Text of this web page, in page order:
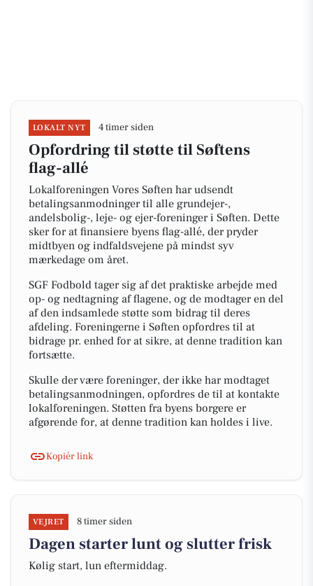
LOKALT NYT 4 timer siden
Opfordring til støtte til Søftens
flag-allé
Lokalforeningen Vores Søften har udsendt
betalingsanmodninger til alle grundejer-,
andelsbolig-, leje- og ejer-foreninger i Søften. Dette
sker for at finansiere byens flag-allé, der pryder
midtbyen og indfaldsvejene på mindst syv
mærkedage om året.
SGF Fodbold tager sig af det praktiske arbejde med
op- og nedtagning af flagene, og de modtager en del
af den indsamlede støtte som bidrag til deres
afdeling. Foreningerne i Søften opfordres til at
bidrage pr. enhed for at sikre, at denne tradition kan
fortsætte.
Skulle der være foreninger, der ikke har modtaget
betalingsanmodningen, opfordres de til at kontakte
lokalforeningen. Støtten fra byens borgere er
afgørende for, at denne tradition kan holdes i live.
Kopiér link
VEJRET 8 timer siden
Dagen starter lunt og slutter frisk
Kølig start, lun eftermiddag.